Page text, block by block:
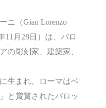
ニ（Gian Lorenzo
11月28日）は、バロ
の彫刻家、建築家、
生まれ、ローマはベ
と賞賛されたバロッ